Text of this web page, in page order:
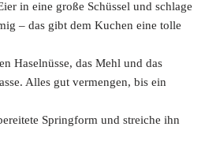
in eine große Schüssel und schlage
– das gibt dem Kuchen eine tolle
Haselnüsse, das Mehl und das
Alles gut vermengen, bis ein
Springform und streiche ihn